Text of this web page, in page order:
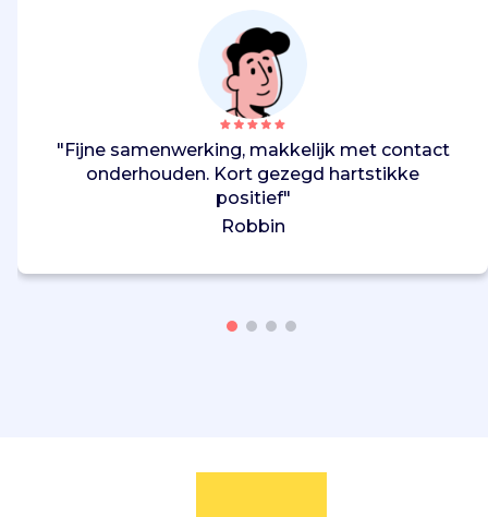
"Fijne samenwerking, makkelijk met contact
onderhouden. Kort gezegd hartstikke
positief"
Robbin